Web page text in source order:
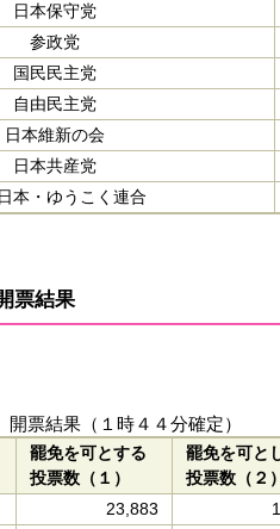
日本保守党
参政党
国民民主党
自由民主党
日本維新の会
日本共産党
本・ゆうこく連合
票結果
開票結果（１時４４分確定）
罷免を可とする
投票数（１）
罷免を可と
投票数（２）
23,883